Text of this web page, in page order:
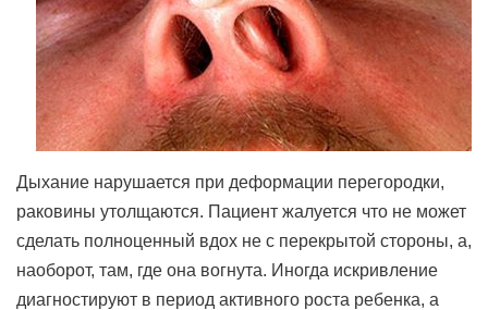
Дыхание нарушается при деформации перегородки,
раковины утолщаются. Пациент жалуется что не может
сделать полноценный вдох не с перекрытой стороны, а,
наоборот, там, где она вогнута. Иногда искривление
диагностируют в период активного роста ребенка, а